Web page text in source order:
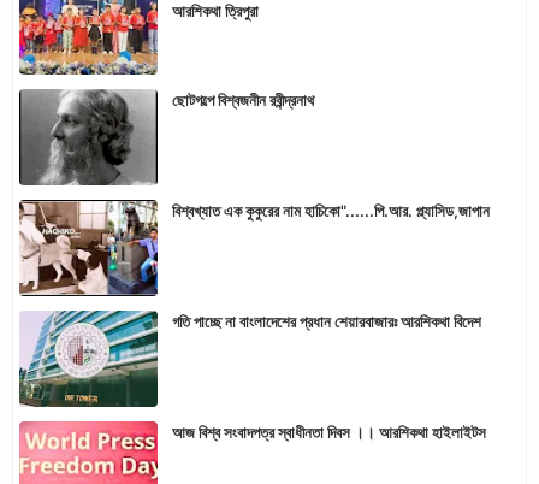
আরশিকথা ত্রিপুরা
ছোটগল্পে বিশ্বজনীন রবীন্দ্রনাথ
বিশ্বখ্যাত এক কুকুরের নাম হাচিকো"......পি.আর. প্ল্যাসিড,জাপান
গতি পাচ্ছে না বাংলাদেশের প্রধান শেয়ারবাজারঃ আরশিকথা বিদেশ
আজ বিশ্ব সংবাদপত্র স্বাধীনতা দিবস ।। আরশিকথা হাইলাইটস